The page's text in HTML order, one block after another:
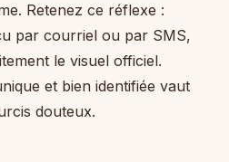
Retenez ce réflexe :
par courriel ou par SMS,
le visuel officiel.
et bien identifiée vaut
douteux.